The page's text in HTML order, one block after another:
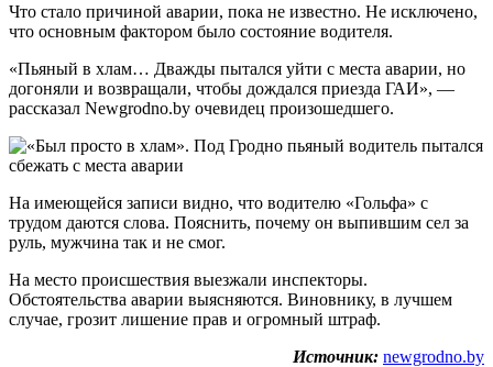
Что стало причиной аварии, пока не известно. Не исключено,
что основным фактором было состояние водителя.
«Пьяный в хлам… Дважды пытался уйти с места аварии, но
догоняли и возвращали, чтобы дождался приезда ГАИ», —
рассказал Newgrodno.by очевидец произошедшего.
На имеющейся записи видно, что водителю «Гольфа» с
трудом даются слова. Пояснить, почему он выпившим сел за
руль, мужчина так и не смог.
На место происшествия выезжали инспекторы.
Обстоятельства аварии выясняются. Виновнику, в лучшем
случае, грозит лишение прав и огромный штраф.
Источник: newgrodno.by